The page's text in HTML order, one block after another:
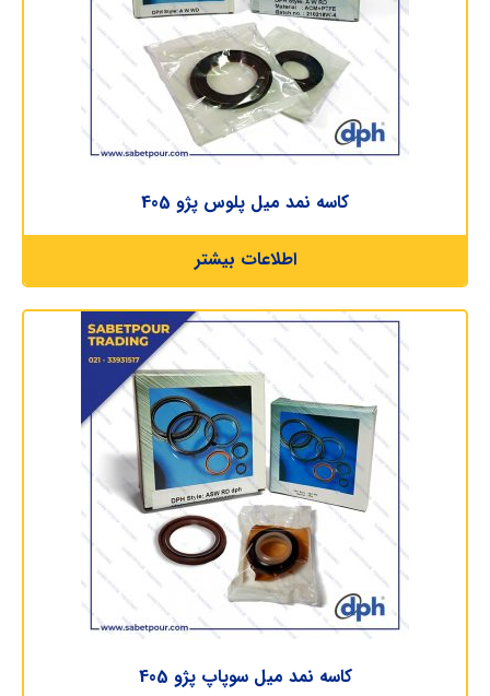
کاسه نمد میل پلوس پژو 405
اطلاعات بیشتر
کاسه نمد میل سوپاپ پژو 405